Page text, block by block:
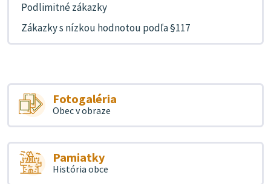
Podlimitné zákazky
Zákazky s nízkou hodnotou podľa §117
Fotogaléria
Obec v obraze
Pamiatky
História obce